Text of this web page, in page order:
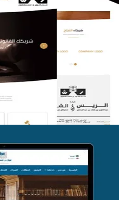
الريس
موقع فواز